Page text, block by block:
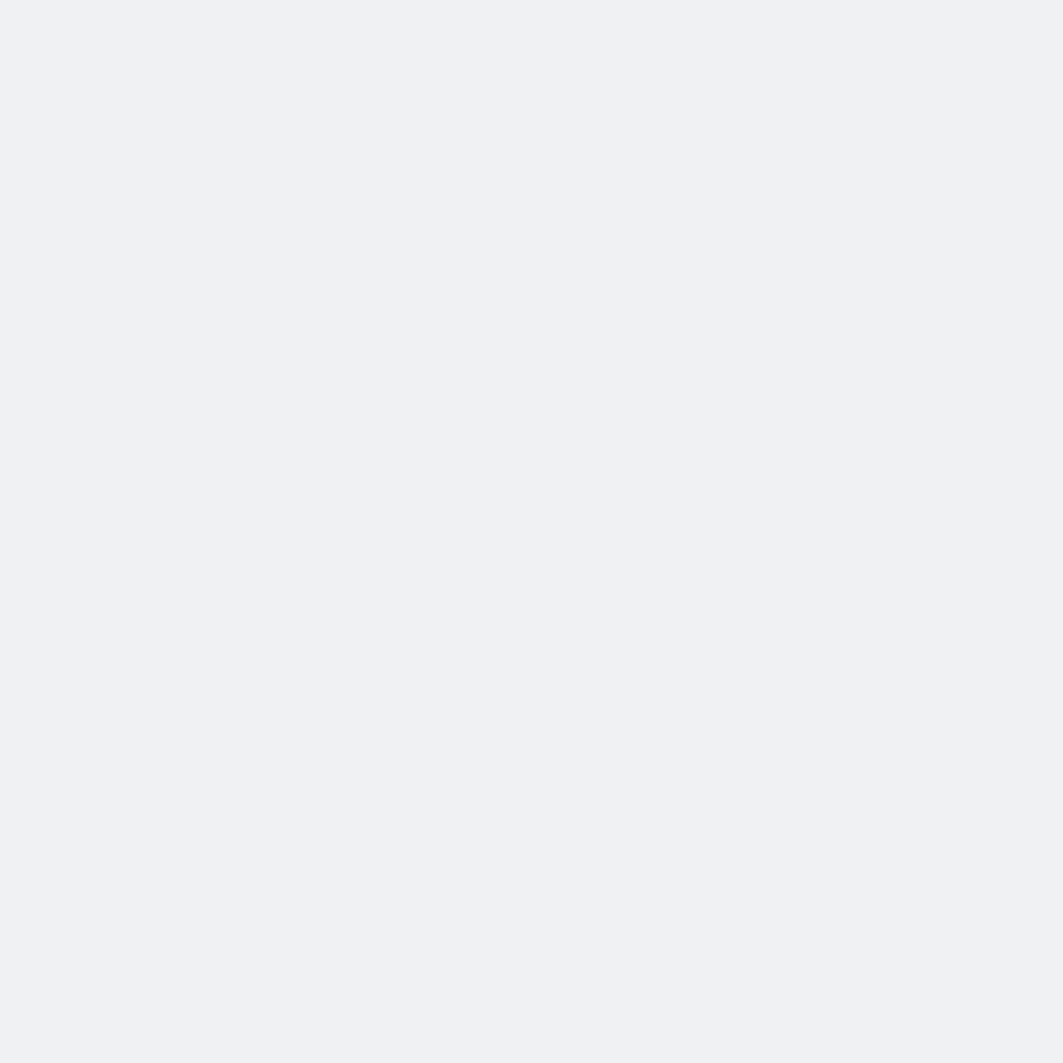
21 Şubat Dünya Anadil Günü Kutlu Olsun; Türkçenin yanı sıra, Kürtçe de
13’ê Sibata 1925’an em Şêx Seîd û 47 hevalên wî yên ku gotin ew ê tu carî
HAK-PAR Genel başkanı Düzgün Kaplan ENKS başkanı Mihemed İsmail ile
Hak ve Özgürlükler Partisi HAK-PAR Parti Meclisi 11 Ocak 2025 tarihinde
HAK-PAR, PSK ve PWK’den ortak konferans.’ KÜRT MESELESİ BARIŞÇIL
11.00de Gazeteciler Cemiyetinde ortaklaştıkları bir metni kamuoyuna sundular. PSK